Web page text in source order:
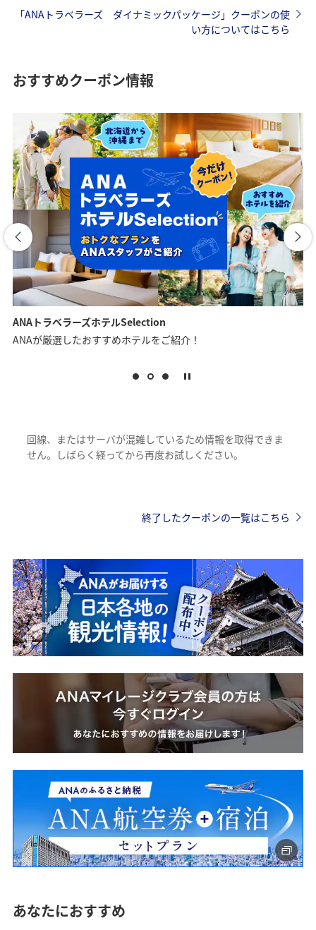
「ANAトラベラーズ ダイナミックパッケージ」クーポンの使
い方についてはこちら
おすすめクーポン情報
ANAトラベラーズホテルSelection
ANAが厳選したおすすめホテルをご紹介！
回線、またはサーバが混雑しているため情報を取得できま
せん。しばらく経ってから再度お試しください。
終了したクーポンの一覧はこちら
あなたにおすすめ